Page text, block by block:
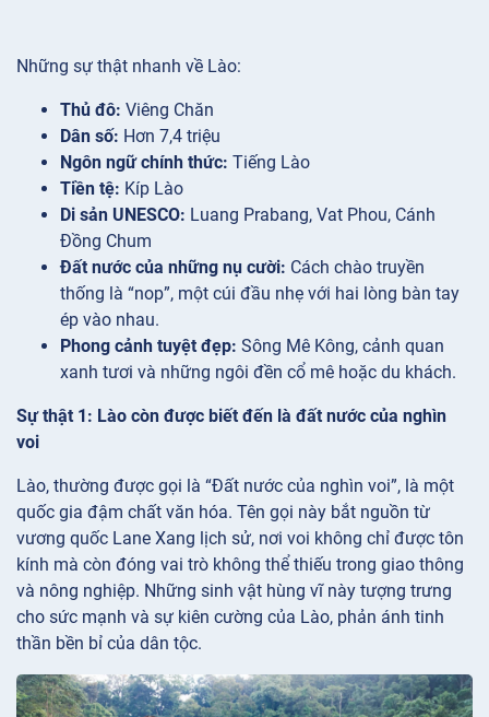
Những sự thật nhanh về Lào:
Thủ đô: Viêng Chăn
Dân số: Hơn 7,4 triệu
Ngôn ngữ chính thức: Tiếng Lào
Tiền tệ: Kíp Lào
Di sản UNESCO: Luang Prabang, Vat Phou, Cánh
Đồng Chum
Đất nước của những nụ cười: Cách chào truyền
thống là “nop”, một cúi đầu nhẹ với hai lòng bàn tay
ép vào nhau.
Phong cảnh tuyệt đẹp: Sông Mê Kông, cảnh quan
xanh tươi và những ngôi đền cổ mê hoặc du khách.
Sự thật 1: Lào còn được biết đến là đất nước của nghìn
voi
Lào, thường được gọi là “Đất nước của nghìn voi”, là một
quốc gia đậm chất văn hóa. Tên gọi này bắt nguồn từ
vương quốc Lane Xang lịch sử, nơi voi không chỉ được tôn
kính mà còn đóng vai trò không thể thiếu trong giao thông
và nông nghiệp. Những sinh vật hùng vĩ này tượng trưng
cho sức mạnh và sự kiên cường của Lào, phản ánh tinh
thần bền bỉ của dân tộc.